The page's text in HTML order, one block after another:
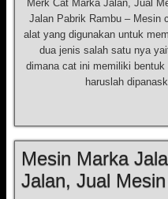
Merk Cat Marka Jalan, Jual
Jalan Pabrik Rambu – Mesin
alat yang digunakan untuk
dua jenis salah satu nya
dimana cat ini memiliki
haruslah
Mesin Marka
Jalan, Jual